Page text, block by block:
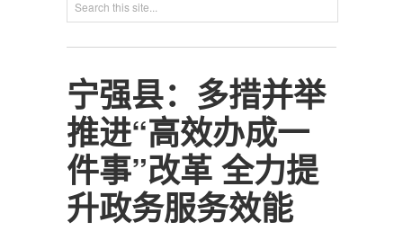
宁强县：多措并举
推进“高效办成一
件事”改革 全力提
升政务服务效能